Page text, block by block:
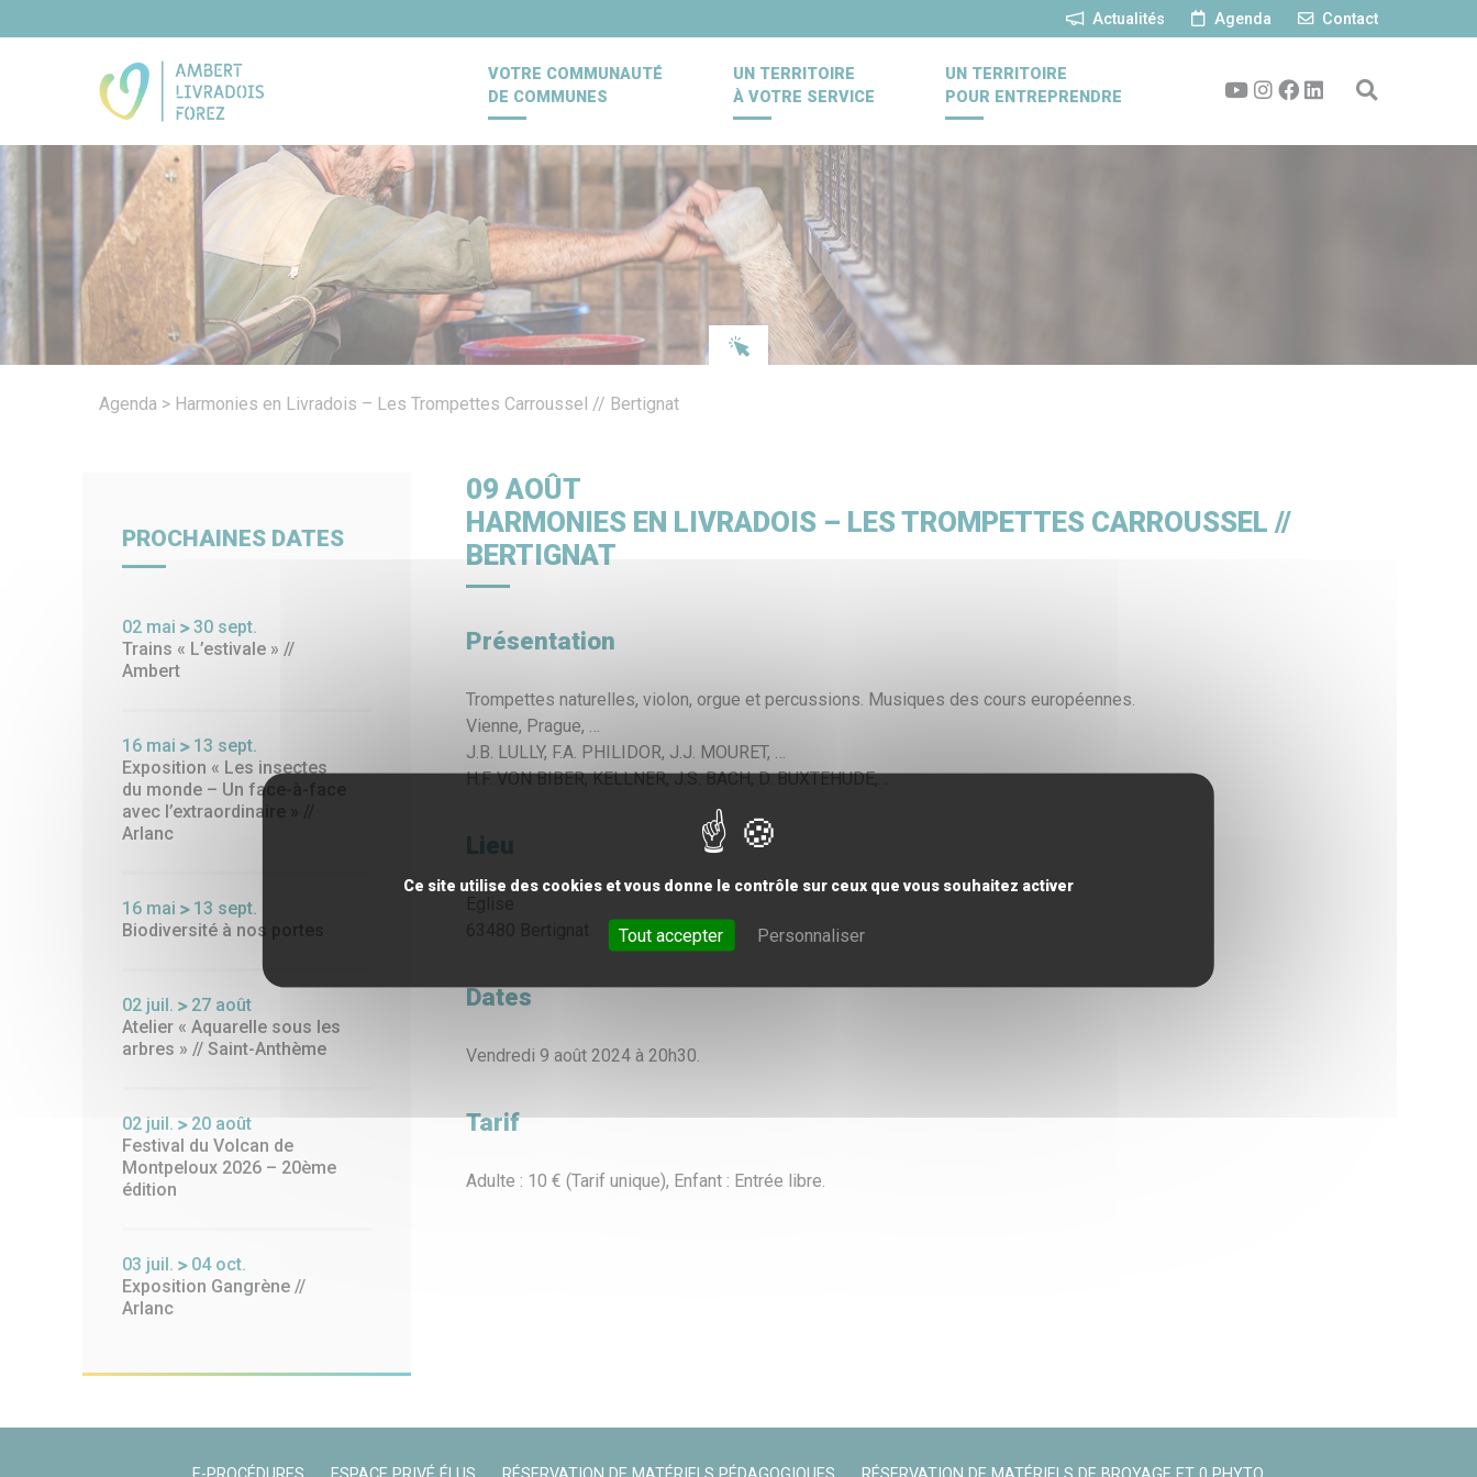
Actualités Agenda Contact
VOTRE COMMUNAUTÉ
DE COMMUNES
UN TERRITOIRE
À VOTRE SERVICE
UN TERRITOIRE
POUR ENTREPRENDRE
Piscine
Agenda > Harmonies en Livradois – Les Trompettes Carroussel // Bertignat
09 AOÛT
HARMONIES EN LIVRADOIS – LES TROMPETTES CARROUSSEL //
BERTIGNAT
Présentation
Trompettes naturelles, violon, orgue et percussions. Musiques des cours européennes.
Vienne, Prague, …
J.B. LULLY, F.A. PHILIDOR, J.J. MOURET, …
H.F. VON BIBER, KELLNER, J.S. BACH, D. BUXTEHUDE,…
Lieu
Dates
Vendredi 9 août 2024 à 20h30.
Tarif
Adulte : 10 € (Tarif unique), Enfant : Entrée libre.
PROCHAINES DATES
02 mai 30 sept.
Trains « L’estivale » //
Ambert
16 mai 13 sept.
Exposition « Les insectes
du monde – Un face-à-face
avec l’extraordinaire » //
Arlanc
16 mai 13 sept.
Biodiversité à nos portes
02 juil. 27 août
Atelier « Aquarelle sous les
arbres » // Saint-Anthème
02 juil. 20 août
Festival du Volcan de
Montpeloux 2026 – 20ème
édition
03 juil. 04 oct.
Exposition Gangrène //
Arlanc
Ce site utilise des cookies et vous donne le contrôle sur ceux que vous souhaitez activer
Tout accepter Personnaliser